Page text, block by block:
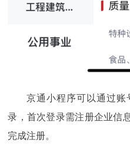
京通小程序可以通过账
录，首次登录需注册企业信
完成注册。